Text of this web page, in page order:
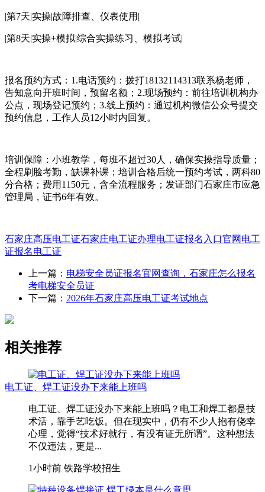
|第7天|实操|故障排查、仪表使用|
|第8天|实操+模拟|综合实操练习、模拟考试|
报名预约方式：1.电话预约：拨打18132114313联系杨老师，
告知意向开班时间，预留名额；2.现场预约：前往培训机构办
公点，现场登记预约；3.线上预约：通过机构微信公众号提交
预约信息，工作人员12小时内回复。
培训保障：小班教学，每班不超过30人，确保实操指导质量；
全程刷脸考勤，缺课补课；培训合格后统一预约考试，两科80
分合格；费用1150元，含全流程服务；发证部门石家庄市应急
管理局，证书6年有效。
石家庄高压电工证石家庄电工证办理电工证报名入口官网 电工
证报名电工证
上一篇： 电梯安全员证报名官网查询，石家庄怎么报名
考电梯安全员证
下一篇： 2026年石家庄高压电工证考试地点
相关推荐
电工证、焊工证没办下来能上班吗
电工证、焊工证没办下来能上班吗？电工和焊工都是技
术活，靠手艺吃饭。但在现实中，仍有不少人抱有侥幸
心理，觉得“技术好就行，有没有证无所谓”。这种想法
不仅违法，更是...
1小时前 铁路学校招生